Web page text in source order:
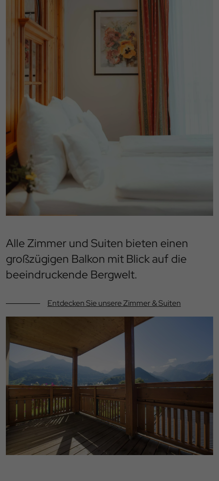
Alle Zimmer und Suiten bieten einen
großzügigen Balkon mit Blick auf die
beeindruckende Bergwelt.
Entdecken Sie unsere Zimmer & Suiten